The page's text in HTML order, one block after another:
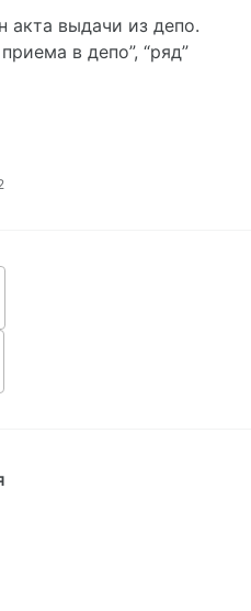
акта выдачи из депо.
в депо”, “ряд”